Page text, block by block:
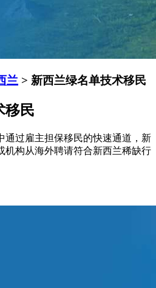
兰 > 新西兰绿名单技术移民
移民
通过雇主担保移民的快速通道，新
机构从海外聘请符合新西兰稀缺行